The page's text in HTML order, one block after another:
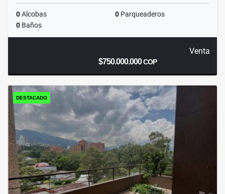
0Alcobas 0 Parqueaderos
0 Baños
Venta
$750.000.000COP
DESTACADO